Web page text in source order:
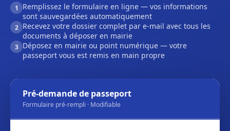
1
Remplissez le formulaire en ligne — vos informations
sont sauvegardées automatiquement
2 Recevez votre dossier complet par e-mail avec tous les
documents à déposer en mairie
3 Déposez en mairie ou point numérique — votre
passeport vous est remis en main propre
Pré-demande de passeport
Formulaire pré-rempli · Modifiable